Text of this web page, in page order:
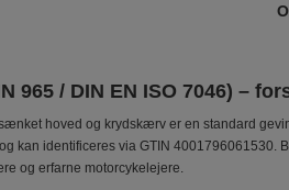
965 / DIN EN ISO 7046) –
hoved og krydskærv er en standard
kan identificeres via GTIN
og erfarne motorcykelejere.